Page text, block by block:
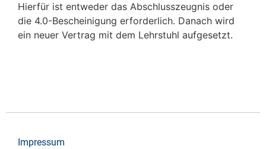
Hierfür ist entweder das Abschlusszeugnis oder
die 4.0-Bescheinigung erforderlich. Danach wird
ein neuer Vertrag mit dem Lehrstuhl aufgesetzt.
Impressum